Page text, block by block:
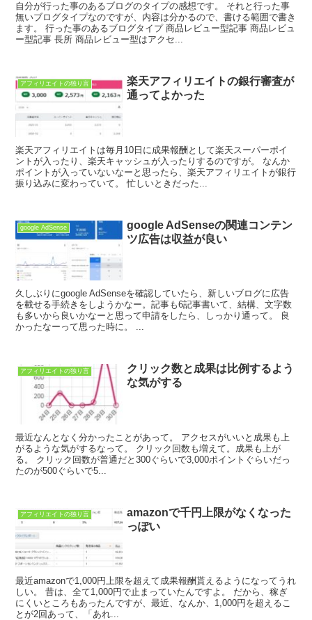
自分が行った事のあるブログのタイプの感想です。 それと行った事
無いブログタイプなのですが、内容は分かるので、書ける範囲で書き
ます。 行った事のあるブログタイプ 商品レビュー型記事 商品レビュ
ー型記事 長所 商品レビュー型はアクセ...
アフィリエイトの独り言
楽天アフィリエイトの銀行審査が
通ってよかった
楽天アフィリエイトは毎月10日に成果報酬として楽天スーパーポイ
ントが入ったり、楽天キャッシュが入ったりするのですが。 なんか
ポイントが入っていないなーと思ったら、楽天アフィリエイトが銀行
振り込みに変わっていて。 忙しいときだった...
google AdSense
google AdSenseの関連コンテン
ツ広告は収益が良い
久しぶりにgoogle AdSenseを確認していたら、新しいブログに広告
を載せる手続きをしようかなー。記事も6記事書いて、結構、文字数
も多いから良いかなーと思って申請をしたら、しっかり通って。 良
かったなーって思った時に。 ...
アフィリエイトの独り言
クリック数と成果は比例するよう
な気がする
最近なんとなく分かったことがあって。 アクセスがいいと成果も上
がるような気がするなって。 クリック回数も増えて。成果も上が
る。 クリック回数が普通だと300ぐらいで3,000ポイントぐらいだっ
たのが500ぐらいで5...
アフィリエイトの独り言
amazonで千円上限がなくなった
っぽい
最近amazonで1,000円上限を超えて成果報酬貰えるようになってうれ
しい。 昔は、全て1,000円で止まっていたんですよ。 だから、稼ぎ
にくいところもあったんですが、最近、なんか、1,000円を超えるこ
とが2回あって、「あれ...